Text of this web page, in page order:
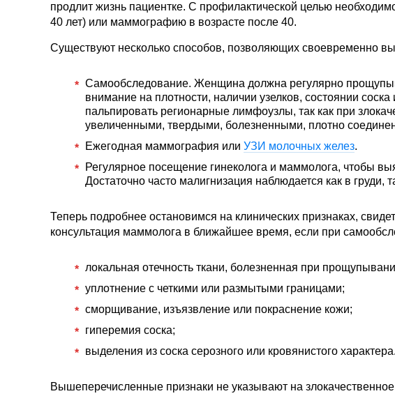
продлит жизнь пациентке. С профилактической целью
40 лет) или маммографию в возрасте после 40.
Существуют несколько способов, позволяющих своевременно
Самообследование. Женщина должна регулярно
внимание на плотности, наличии узелков, состоянии
пальпировать регионарные лимфоузлы, так как при
увеличенными, твердыми, болезненными, плотно
Ежегодная маммография или УЗИ молочных желез.
Регулярное посещение гинеколога и маммолога, чтобы
Достаточно часто малигнизация наблюдается как в груди,
Теперь подробнее остановимся на клинических признаках,
консультация маммолога в ближайшее время, если при
локальная отечность ткани, болезненная при
уплотнение с четкими или размытыми границами;
сморщивание, изъязвление или покраснение кожи;
гиперемия соска;
выделения из соска серозного или кровянистого характера.
Вышеперечисленные признаки не указывают на